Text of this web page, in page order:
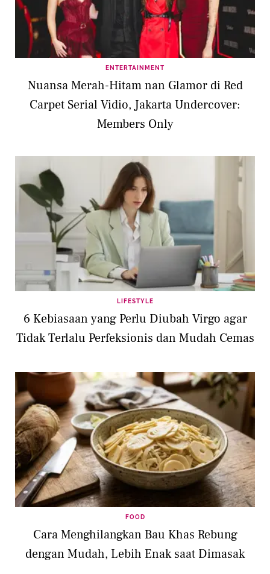
ENTERTAINMENT
Nuansa Merah-Hitam nan Glamor di Red
Carpet Serial Vidio, Jakarta Undercover:
Members Only
LIFESTYLE
6 Kebiasaan yang Perlu Diubah Virgo agar
Tidak Terlalu Perfeksionis dan Mudah Cemas
FOOD
Cara Menghilangkan Bau Khas Rebung
dengan Mudah, Lebih Enak saat Dimasak